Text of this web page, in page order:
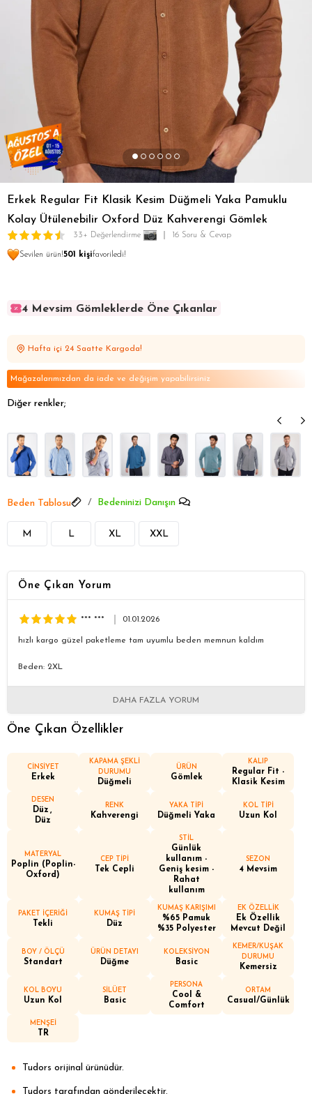
Erkek Regular Fit Klasik Kesim Düğmeli Yaka Pamuklu
Kolay Ütülenebilir Oxford Düz Kahverengi Gömlek
33+ Değerlendirme 16 Soru & Cevap
Sevilen ürün!501 kişifavoriledi!
4 Mevsim Gömleklerde Öne Çıkanlar
4 Mevsim Gömleklerde Öne Çıkanlar
Hafta içi 24 Saatte Kargoda!
Mağazalarımızdan da iade ve değişim yapabilirsiniz
Diğer renkler;
Beden Tablosu Bedeninizi Danışın
M L XL XXL
Öne Çıkan Yorum
*** *** 01.01.2026
hızlı kargo güzel paketleme tam uyumlu beden memnun kaldım
Beden: 2XL
DAHA FAZLA YORUM
Öne Çıkan Özellikler
CİNSİYET
Erkek
KAPAMA ŞEKLİ
DURUMU
Düğmeli
ÜRÜN
Gömlek
KALIP
Regular Fit -
Klasik Kesim
DESEN
Düz
Düz
RENK
Kahverengi
YAKA TİPİ
Düğmeli Yaka
KOL TİPİ
Uzun Kol
MATERYAL
Poplin (Poplin-
Oxford)
CEP TİPİ
Tek Cepli
STİL
Günlük
kullanım -
Geniş kesim -
Rahat
kullanım
SEZON
4 Mevsim
PAKET İÇERİĞİ
Tekli
KUMAŞ TİPİ
Düz
KUMAŞ KARIŞIMI
%65 Pamuk
%35 Polyester
EK ÖZELLİK
Ek Özellik
Mevcut Değil
BOY / ÖLÇÜ
Standart
ÜRÜN DETAYI
Düğme
KOLEKSİYON
Basic
KEMER/KUŞAK
DURUMU
Kemersiz
KOL BOYU
Uzun Kol
SİLÜET
Basic
PERSONA
Cool &
Comfort
ORTAM
Casual/Günlük
MENŞEİ
TR
Tudors orijinal ürünüdür.
Tudors tarafından gönderilecektir.